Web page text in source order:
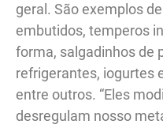
geral. São exemplos
embutidos, temperos
forma, salgadinhos de
refrigerantes, iogurtes
entre outros. “Eles
desregulam nosso